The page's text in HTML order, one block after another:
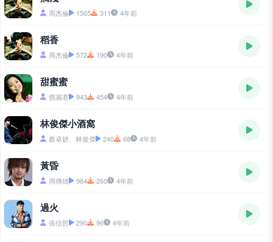
周杰倫 1565 311 4年前
稻香
周杰倫 572 190 4年前
甜蜜蜜
鄧麗君 943 454 4年前
林俊傑小酒窩
蔡卓妍、林俊傑 240 68 4年前
黃昏
周傳雄 984 260 4年前
過火
張信哲 290 96 4年前